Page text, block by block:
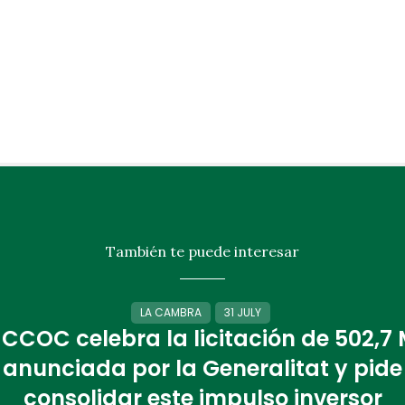
También te puede interesar
LA CAMBRA 31 JULY
celebra la licitación de 502,7
anunciada por la Generalitat y pide
consolidar este impulso inversor